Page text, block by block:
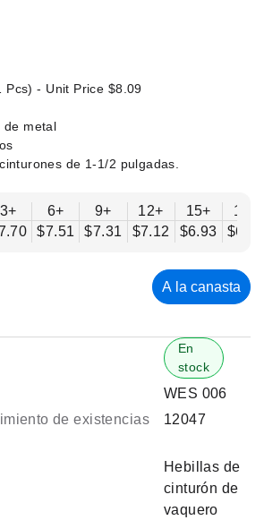
Pcs) - Unit Price $8.09
de metal
de 1-1/2 pulgadas.
3+
6+
$7.51
9+
$7.31
12+
$7.12
15+
$6.93
18+
$6.74
A la canasta
En
stock
WES 006
de existencias
12047
Hebillas de
cinturón de
vaquero